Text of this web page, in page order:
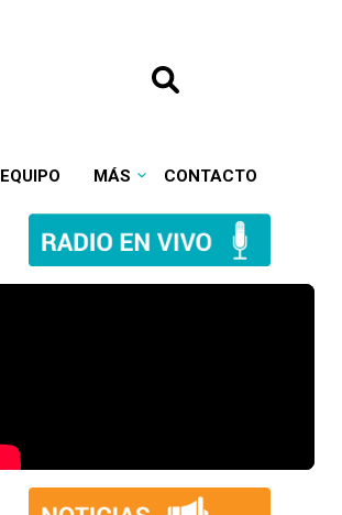
EQUIPO MÁS CONTACTO